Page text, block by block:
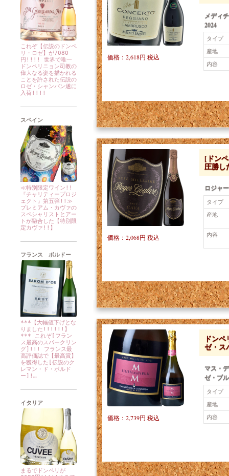
これぞ【伝説のドンペ
リ・ロゼ】が7080
円!!!! 世界で唯一
ドンペリニョン司教の
偉大なる姿を描かれる
ことを許された伝説の
ロゼ・シャンパン遂に
入荷!!!!
スペイン
≪特別限定ワイン!!
『チャリティープロジ
ェクト』第五弾!!≫
プレミアム・カヴァの
スペシャリストとアー
トが融合した【特別限
定カヴァ!!】
フランス ボルドー
***【大幅値下げとな
りました!!!!!!】
*** これぞ[フラン
ス最高のスパークリン
グ]!!! フランス最
高評価誌で【最高賞】
を獲得した[伝説のク
レマン・ド・ボルド
ー]!…
イタリア
まるでドンペリが
メディ
2024
タイプ
産地
内容
価格：2,618円 税込
[ドン
圧勝し
ロジャ
タイプ
産地
内容
価格：2,068円 税込
ドン
ゼ・ス
マス・
ゼ・ブ
タイプ
産地
内容
価格：2,739円 税込